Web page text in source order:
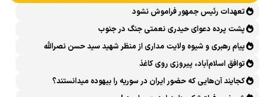
تعهدات رئیس جمهور فراموش نشود
پشت پرده دعوای حیدری نعمتی جنگ در جنوب
پیام رهبری و شیوه ولایت مداری از منظر شهید سید حسن نصرالله
توافق اسلام‌آباد، پیروزی روی کاغذ
کجایند آن‌هایی که حضور ایران در سوریه را بیهوده میدانستند؟